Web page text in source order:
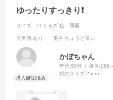
ゆったりすっきり❗️
サイズ：LLサイズ 色：薄藤
光沢感:あり 重さ :ちょうど良い
かぼちゃん
年代:50代 身長:156
靴のサイズ:25cm